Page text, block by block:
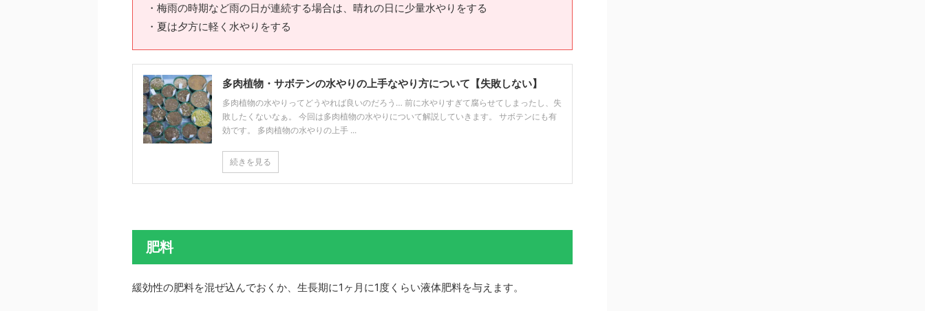
・梅雨の時期など雨の日が連続する場合は、晴れの日に少量水やりをする
・夏は夕方に軽く水やりをする
多肉植物・サボテンの水やりの上手なやり方について【失敗しない】
多肉植物の水やりってどうやれば良いのだろう… 前に水やりすぎて腐らせてしまったし、失
敗したくないなぁ。 今回は多肉植物の水やりについて解説していきます。 サボテンにも有
効です。 多肉植物の水やりの上手 ...
続きを見る
肥料
緩効性の肥料を混ぜ込んでおくか、生長期に1ヶ月に1度くらい液体肥料を与えます。